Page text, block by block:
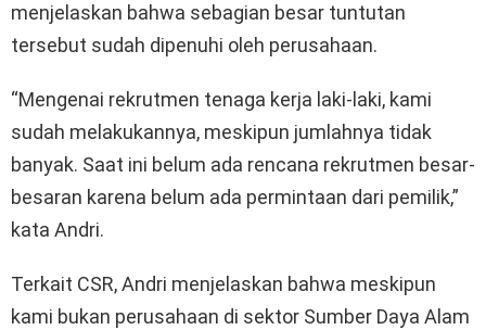
menjelaskan bahwa sebagian besar tuntutan
tersebut sudah dipenuhi oleh perusahaan.
“Mengenai rekrutmen tenaga kerja laki-laki, kami
sudah melakukannya, meskipun jumlahnya tidak
banyak. Saat ini belum ada rencana rekrutmen besar-
besaran karena belum ada permintaan dari pemilik,”
kata Andri.
Terkait CSR, Andri menjelaskan bahwa meskipun
kami bukan perusahaan di sektor Sumber Daya Alam